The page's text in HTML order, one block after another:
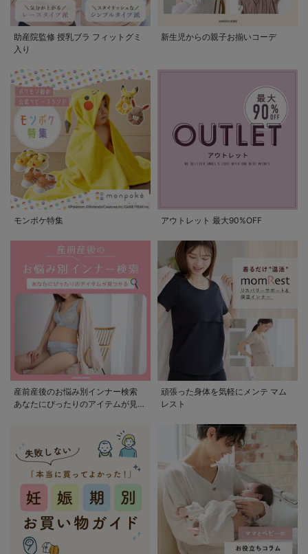
助産院監修 授乳ブラ フィットグミ
入り
新生児からの親子お揃いコーデ
モンポケ特集 アウトレット 最大90%OFF
産前産後のお悩み別インナー検索
あなたにぴったりのアイテムが見つ
頑張った身体を気軽にメンテ マム
レスト